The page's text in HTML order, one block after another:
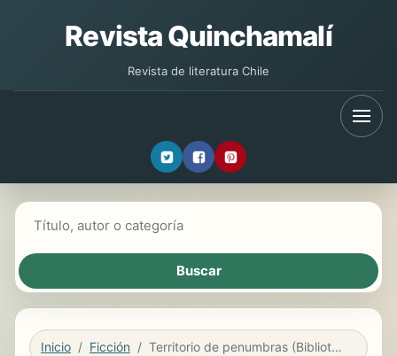
Revista Quinchamalí
Revista de literatura Chile
Inicio Ficción Territorio de penumbras (Biblioteca Cristina Bajo)